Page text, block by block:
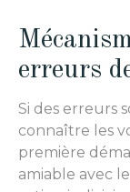
erreurs
Si des erreurs
connaître les
première
amiable avec